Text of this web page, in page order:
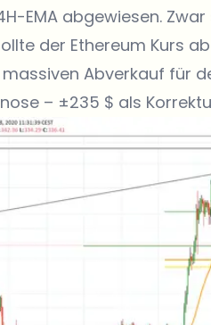
EMA abgewiesen.
der Ethereum Kurs
Abverkauf für
– ±235 $ als